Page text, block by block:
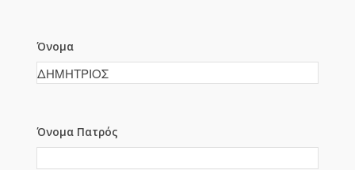
Όνομα
Όνομα Πατρός